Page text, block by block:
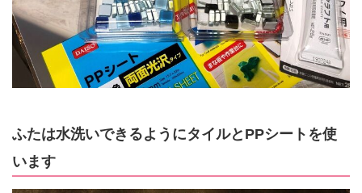
ふたは水洗いできるようにタイルとPPシートを使
います